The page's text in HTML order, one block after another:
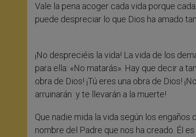
Vale la pena acoger cada vida porque
puede despreciar lo que Dios ha amado
¡No despreciéis la vida! La vida de los
para ella: «No matarás». Hay que decir a
obra de Dios! ¡Tú eres una obra de Dios!
arruinarán y te llevarán a la muerte!
Que nadie mida la vida según los
nombre del Padre que nos ha creado. Él es